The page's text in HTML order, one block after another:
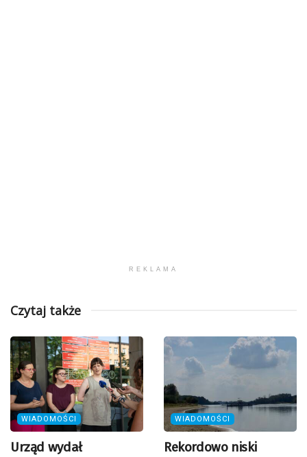
REKLAMA
Czytaj także
WIADOMOŚCI
Urząd wydał
WIADOMOŚCI
Rekordowo niski